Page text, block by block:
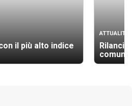
il più alto indice
ATTUALITÀ